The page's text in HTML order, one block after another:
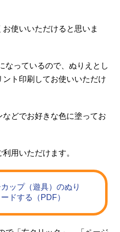
使いいただけると思いま
なっているので、ぬりえとし
ト印刷してお使いいただけ
どでお好きな色に塗ってお
用いただけます。
ップ（遊具）のぬり
ドする（PDF）